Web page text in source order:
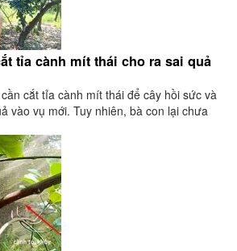
tỉa cành mít thái cho ra sai quả
cắt tỉa cành mít thái để cây hồi sức và
vào vụ mới. Tuy nhiên, bà con lại chưa